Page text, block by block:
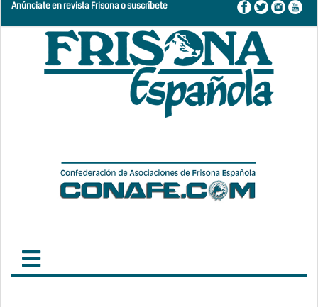
Anúnciate en revista Frisona o suscríbete